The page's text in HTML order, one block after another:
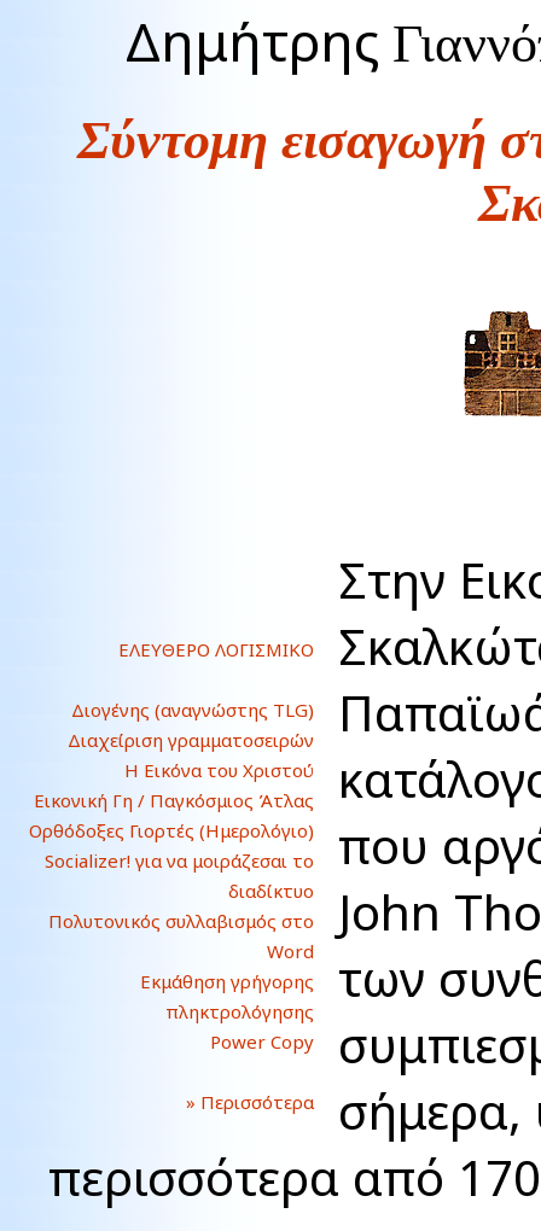
Δημήτρης
Σύντομη εισαγωγή
ΕΛΕΥΘΕΡΟ ΛΟΓΙΣΜΙΚΟ
Διογένης (αναγνώστης TLG)
Διαχείριση γραμματοσειρών
Η Εικόνα του Χριστού
Εικονική Γη / Παγκόσμιος Άτλας
Ορθόδοξες Γιορτές (Ημερολόγιο)
Socializer! για να μοιράζεσαι το
διαδίκτυο
Πολυτονικός συλλαβισμός στο
Word
Εκμάθηση γρήγορης
πληκτρολόγησης
Power Copy
» Περισσότερα
Στην
που
John
των
σήμερα,
περισσότερα από 170